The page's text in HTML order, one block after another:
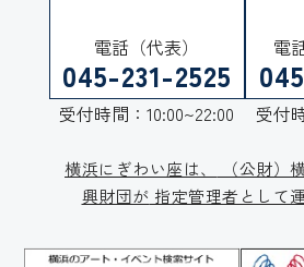
電話（代表）
045-231-2525
受付時間：10:00~22:00
電
受付
横浜にぎわい座は、
（公財）
興財団が 指定管理者として